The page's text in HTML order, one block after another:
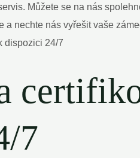
Můžete se na nás
a nechte nás vyřešit vaše
7